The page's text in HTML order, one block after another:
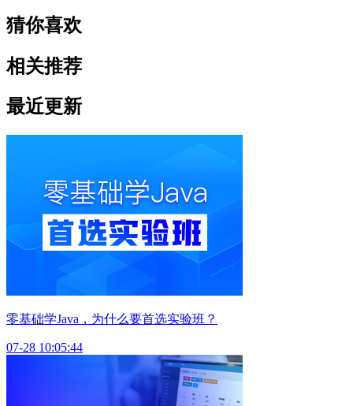
猜你喜欢
相关推荐
最近更新
零基础学Java，为什么要首选实验班？
07-28 10:05:44